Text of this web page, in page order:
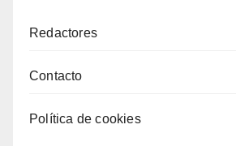
Redactores
Contacto
Política de cookies